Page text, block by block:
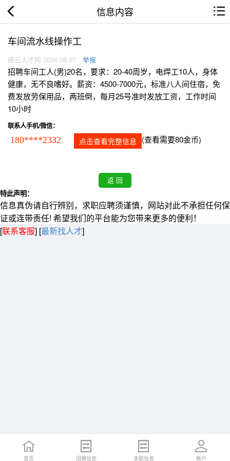
信息内容
车间流水线操作工
缙云人才网 2026.08.07 举报
招聘车间工人(男)20名，要求：20-40周岁，电焊工10人，身体
健康，无不良嗜好。薪资：4500-7000元，标准八人间住宿，免
费发放劳保用品，两班倒，每月25号准时发放工资，工作时间
10小时
联系人手机/微信：
180****2332 点击查看完整信息 (查看需要80金币)
特此声明：
信息真伪请自行辨别，求职应聘须谨慎，网站对此不承担任何保
证或连带责任! 希望我们的平台能为您带来更多的便利！
[联系客服] [最新找人才]
首页 招聘信息 求职信息 账户